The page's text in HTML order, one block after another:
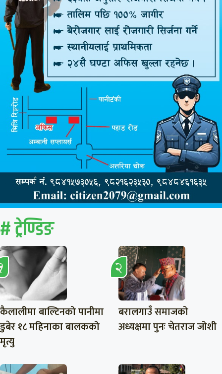
# ट्रेण्डिङ
कैलालीमा बाल्टिनको पानीमा
डुबेर १८ महिनाका बालकको
मृत्यु
बरालगाउँ समाजको
अध्यक्षमा पुनः चेतराज जोशी